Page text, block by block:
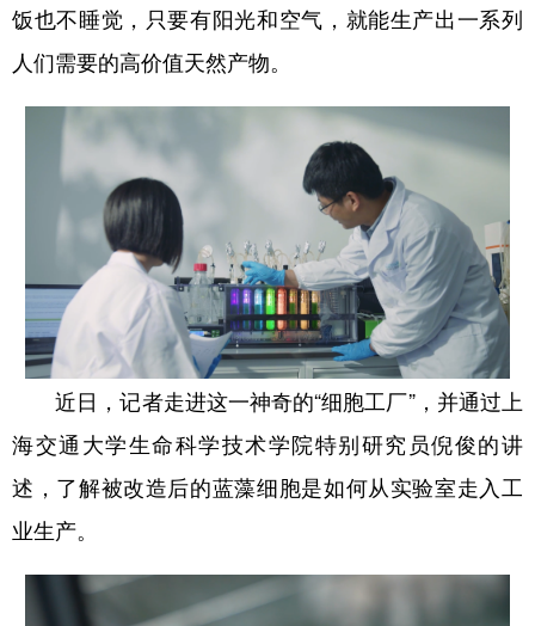
饭也不睡觉，只要有阳光和空气，就能生产出一系列
人们需要的高价值天然产物。
近日，记者走进这一神奇的“细胞工厂”，并通过上
海交通大学生命科学技术学院特别研究员倪俊的讲
述，了解被改造后的蓝藻细胞是如何从实验室走入工
业生产。